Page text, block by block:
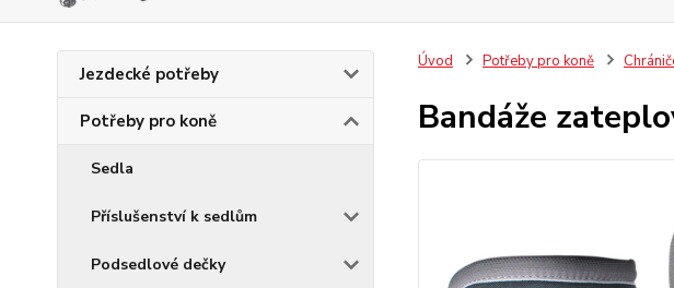
Jezdecké potřeby
Potřeby pro koně
Sedla
Příslušenství k sedlům
Podsedlové dečky
Úvod Potřeby pro koně
Bandáže